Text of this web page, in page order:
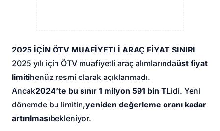
2025 İÇİN ÖTV MUAFİYETLİ ARAÇ FİYAT SINIRI
2025 yılı için ÖTV muafiyetli araç alımlarındaüst fiyat
limitihenüz resmi olarak açıklanmadı.
Ancak2024’te bu sınır 1 milyon 591 bin TLidi. Yeni
dönemde bu limitin,yeniden değerleme oranı kadar
artırılmasıbekleniyor.